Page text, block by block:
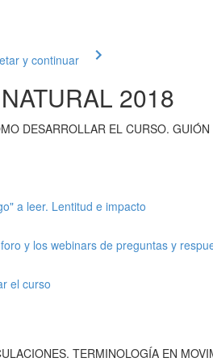
y continuar
2018
DESARROLLAR EL CURSO. GUIÓN
a leer. Lentitud e impacto
y los webinars de preguntas y
el curso
TERMINOLOGÍA EN